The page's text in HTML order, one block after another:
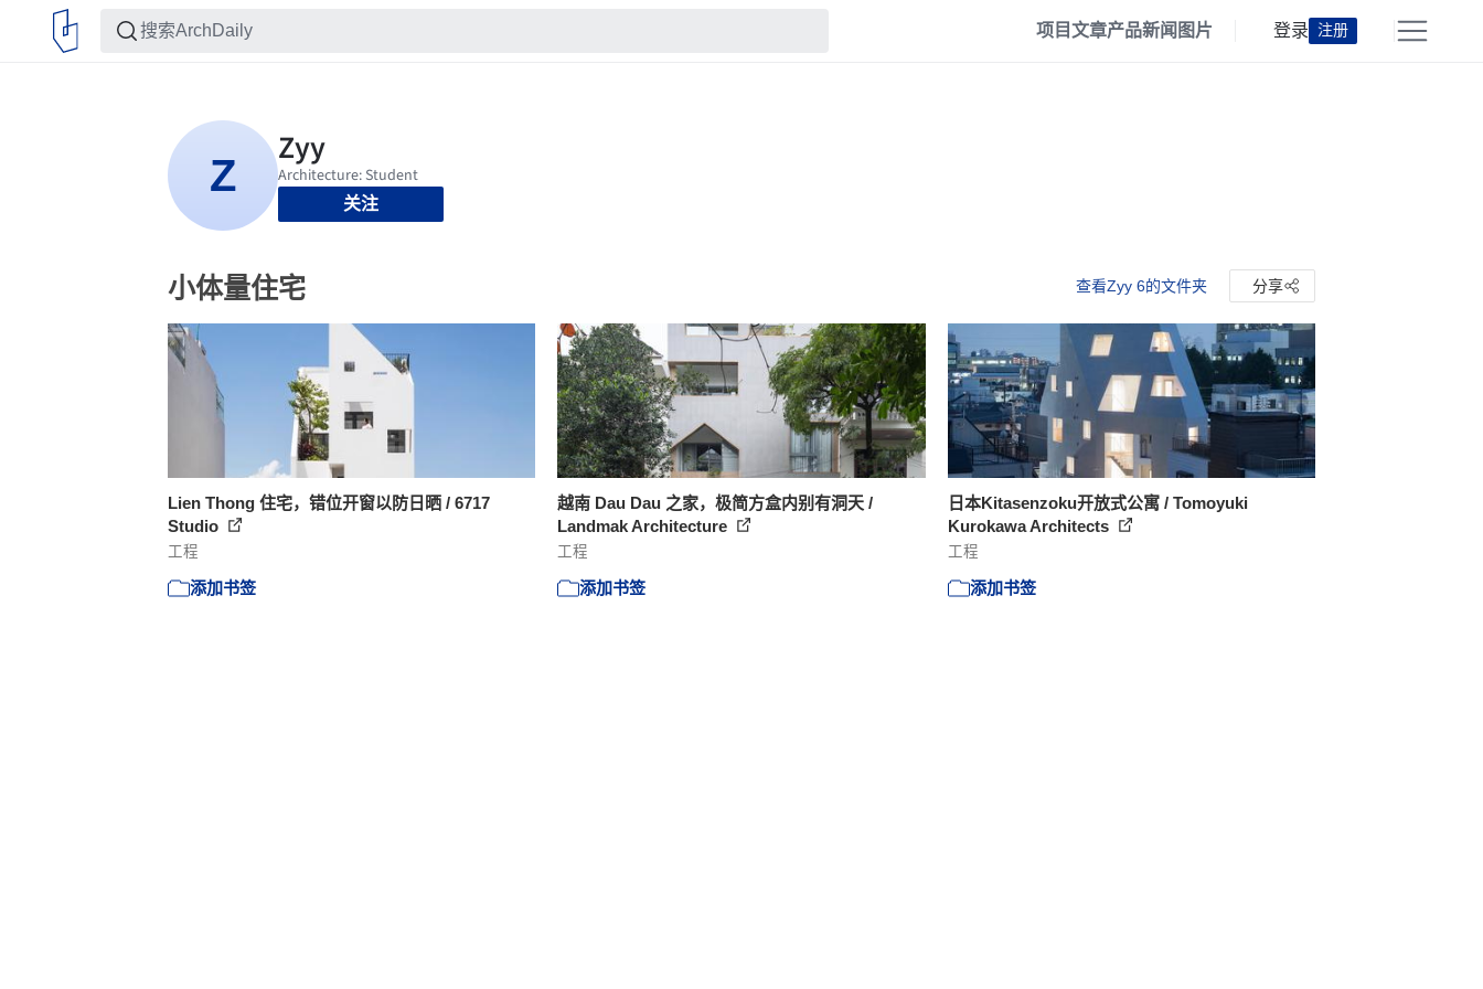
项目文章产品新闻 图片 登录 注册
关注
小体量住宅 查看Zyy 6的文件夹 分享
Lien Thong 住宅，错位开窗以防日晒 / 6717
Studio
工程
添加书签
越南 Dau Dau 之家，极简方盒内别有洞天 /
Landmak Architecture
工程
添加书签
日本Kitasenzoku开放式公寓 / Tomoyuki
Kurokawa Architects
工程
添加书签